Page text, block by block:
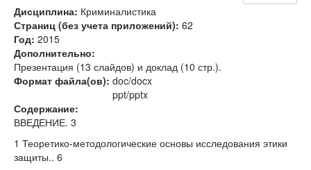
Дисциплина: Криминалистика
Страниц (без учета приложений): 62
Год: 2015
Дополнительно:
Презентация (13 слайдов) и доклад (10 стр.).
Формат файла(ов): doc/docx
ppt/pptx
Содержание:
ВВЕДЕНИЕ. 3
1 Теоретико-методологические основы исследования этики
защиты.. 6